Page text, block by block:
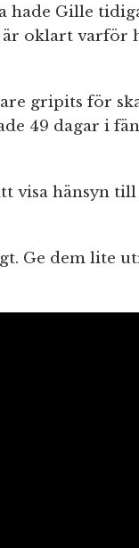
hade Gille
är oklart varför
gripits för
49 dagar i
visa hänsyn
Ge dem lite